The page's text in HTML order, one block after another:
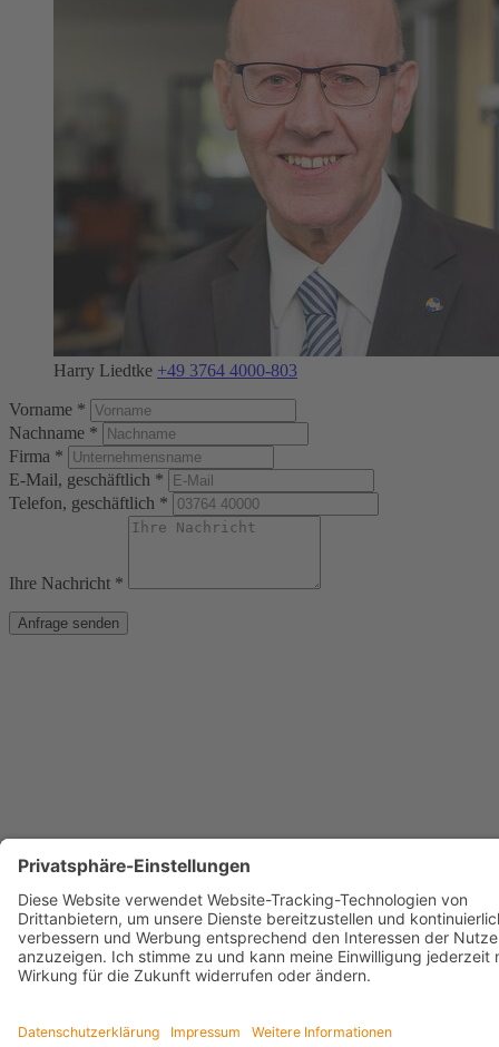
Harry Liedtke +49 3764 4000-803
Vorname *
Nachname *
Firma *
E-Mail, geschäftlich *
Telefon, geschäftlich *
Ihre Nachricht *
Anfrage senden